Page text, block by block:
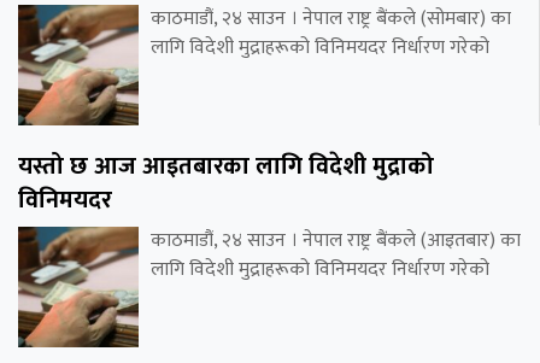
काठमाडौं, २४ साउन । नेपाल राष्ट्र बैंकले (सोमबार) का
लागि विदेशी मुद्राहरूको विनिमयदर निर्धारण गरेको
यस्तो छ आज आइतबारका लागि विदेशी मुद्राको
विनिमयदर
काठमाडौं, २४ साउन । नेपाल राष्ट्र बैंकले (आइतबार) का
लागि विदेशी मुद्राहरूको विनिमयदर निर्धारण गरेको